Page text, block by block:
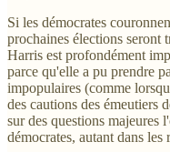
Si les démocrates
prochaines élections seront
Harris est profondément
parce qu'elle a pu prendre
impopulaires (comme
des cautions des émeutiers
sur des questions majeures
démocrates, autant dans les